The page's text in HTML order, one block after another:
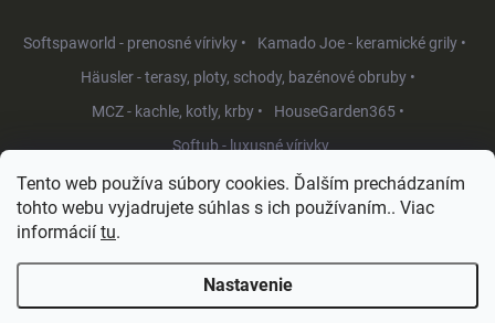
Tento web používa súbory cookies. Ďalším prechádzaním
tohto webu vyjadrujete súhlas s ich používaním.. Viac
informácií tu.
Nastavenie
Softspaworld - prenosné vírivky •
Kamado Joe - keramické grily •
Häusler - terasy, ploty, schody, bazénové obruby •
MCZ - kachle, kotly, krby •
HouseGarden365 •
Softub - luxusné vírivky